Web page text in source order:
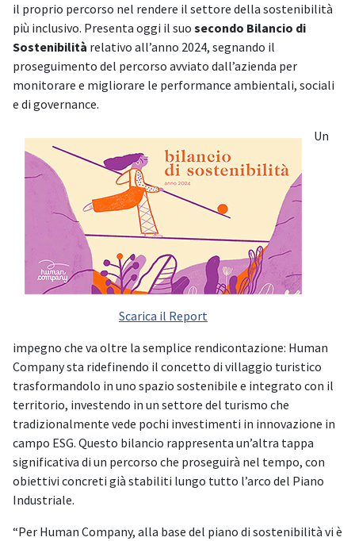
il proprio percorso nel rendere il settore della sostenibilità
più inclusivo. Presenta oggi il suo secondo Bilancio di
Sostenibilità relativo all’anno 2024, segnando il
proseguimento del percorso avviato dall’azienda per
monitorare e migliorare le performance ambientali, sociali
e di governance.
Scarica il Report
Un
impegno che va oltre la semplice rendicontazione: Human
Company sta ridefinendo il concetto di villaggio turistico
trasformandolo in uno spazio sostenibile e integrato con il
territorio, investendo in un settore del turismo che
tradizionalmente vede pochi investimenti in innovazione in
campo ESG. Questo bilancio rappresenta un’altra tappa
significativa di un percorso che proseguirà nel tempo, con
obiettivi concreti già stabiliti lungo tutto l’arco del Piano
Industriale.
“Per Human Company, alla base del piano di sostenibilità vi è